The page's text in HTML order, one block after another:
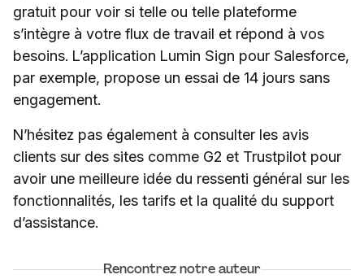
gratuit pour voir si telle ou telle plateforme
s’intègre à votre flux de travail et répond à vos
besoins. L’application Lumin Sign pour Salesforce,
par exemple, propose un essai de 14 jours sans
engagement.
N’hésitez pas également à consulter les avis
clients sur des sites comme G2 et Trustpilot pour
avoir une meilleure idée du ressenti général sur les
fonctionnalités, les tarifs et la qualité du support
d’assistance.
Rencontrez notre auteur